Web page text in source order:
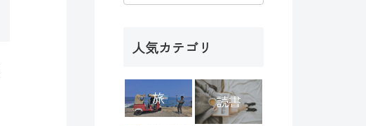
人気カテゴリ
旅 読書